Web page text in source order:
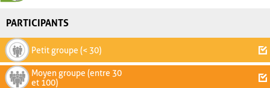
PARTICIPANTS
Petit groupe (< 30)
Moyen groupe (entre 30
et 100)